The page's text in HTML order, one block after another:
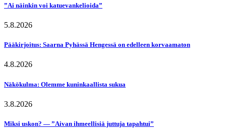
”Ai näinkin voi katuevankelioida”
5.8.2026
Pääkirjoitus: Saarna Pyhässä Hengessä on edelleen korvaamaton
4.8.2026
Näkökulma: Olemme kuninkaallista sukua
3.8.2026
Miksi uskon? — ”Aivan ihmeellisiä juttuja tapahtui”